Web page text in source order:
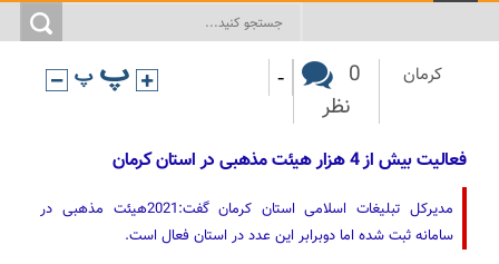
کرمان
0
نظر
-
فعالیت بیش از 4 هزار هیئت مذهبی در استان کرمان
مدیرکل تبلیغات اسلامی استان کرمان گفت:2021هیئت مذهبی در
سامانه ثبت شده‌ اما دوبرابر این عدد در استان فعال است.